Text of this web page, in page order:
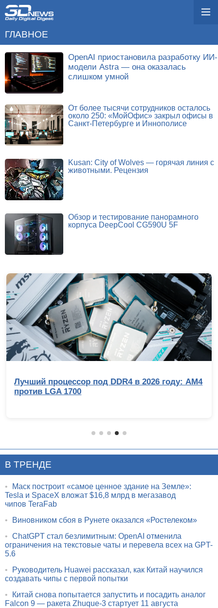
ГЛАВНОЕ
OpenAI приостановила разработку ИИ-
модели Astra — она оказалась
слишком умной
От более тысячи сотрудников осталось
около 250: «МойОфис» закрыл офисы в
Санкт-Петербурге и Иннополисе
Kusan: City of Wolves — горячая линия с
животными. Рецензия
Обзор и тестирование панорамного
корпуса DeepCool CG590U 5F
Лучший процессор под DDR4 в 2026 году: AM4
против LGA 1700
В ТРЕНДЕ
•
Маск построит «самое ценное здание на Земле»:
Tesla и SpaceX вложат $16,8 млрд в мегазавод
чипов TeraFab
•
Виновником сбоя в Рунете оказался «Ростелеком»
• ChatGPT стал безлимитным: OpenAI отменила
ограничения на текстовые чаты и перевела всех на GPT-
5.6
•
Руководитель Huawei рассказал, как Китай научился
создавать чипы с первой попытки
•
Китай снова попытается запустить и посадить аналог
Falcon 9 — ракета Zhuque-3 стартует 11 августа